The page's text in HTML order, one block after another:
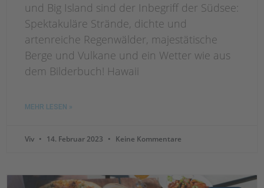
und Big Island sind der Inbegriff der Südsee:
Spektakuläre Strände, dichte und
artenreiche Regenwälder, majestätische
Berge und Vulkane und ein Wetter wie aus
dem Bilderbuch! Hawaii
MEHR LESEN »
Viv 14. Februar 2023 Keine Kommentare